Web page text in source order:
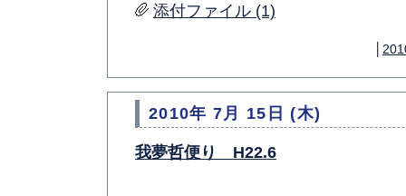
添付ファイル (1)
2010年 7月 15日 (木)
我夢哲便り H22.6